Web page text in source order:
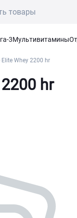
3Мультивитамины
Elite Whey 2200 hr
hr